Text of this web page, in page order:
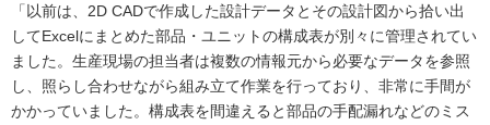
「以前は、2D CADで作成した設計データとその設計図から拾い出
してExcelにまとめた部品・ユニットの構成表が別々に管理されてい
ました。生産現場の担当者は複数の情報元から必要なデータを参照
し、照らし合わせながら組み立て作業を行っており、非常に手間が
かかっていました。構成表を間違えると部品の手配漏れなどのミス